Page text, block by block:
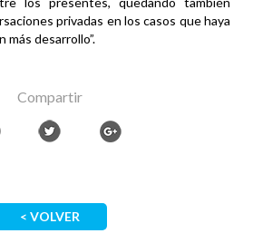
privadas en los casos que haya
desarrollo”.
Compartir
< VOLVER